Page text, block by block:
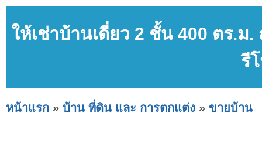
ให้เช่าบ้านเดี่ยว 2 ชั้น 400 ตร.
รี
หน้าแรก » บ้าน ที่ดิน และ การตกแต่ง » ขายบ้าน